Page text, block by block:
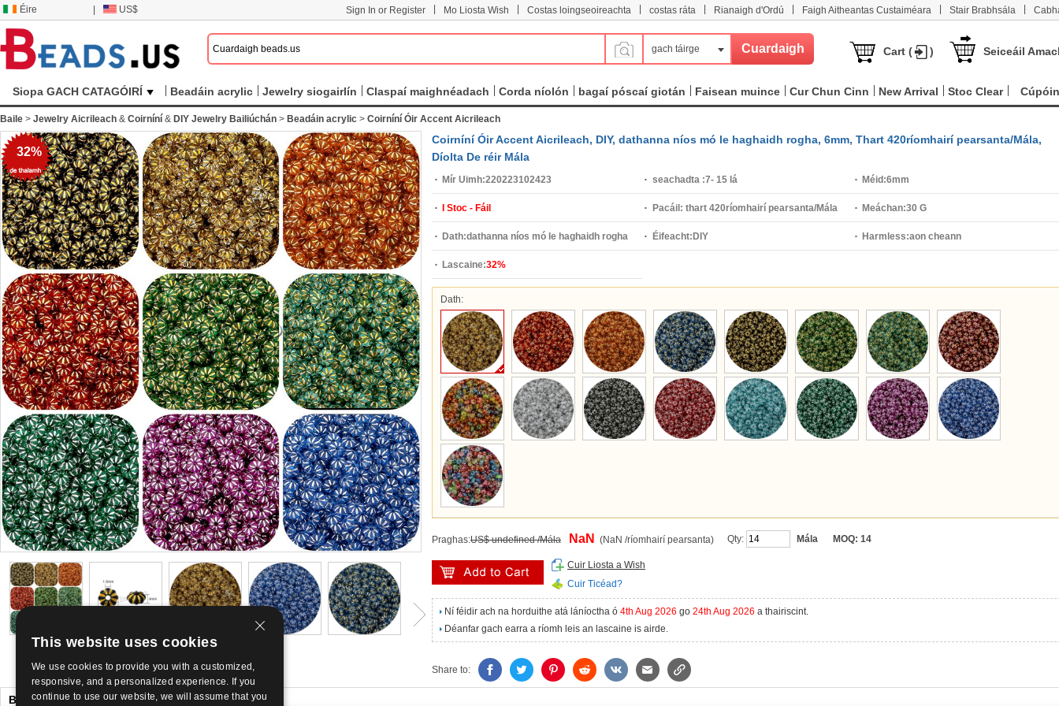
Éire US$ Sign In or Register Mo Liosta Wish Costas loingseoireachta costas ráta Rianaigh d'Ordú Faigh Aitheantas Custaiméara Stair Brabhsála
gach táirge Cart ( ) Seiceáil
Siopa GACH CATAGÓIRÍ Beadáin acrylic Jewelry siogairlín Claspaí maighnéadach Corda níolón bagaí póscaí giotán Faisean muince Cur Chun Cinn New Arrival Stoc Clear Cúpóin
Baile > Jewelry Aicrileach & Coirníní & DIY Jewelry Bailiúchán > Beadáin acrylic > Coirníní Óir Accent Aicrileach
32%
Coirníní Óir Accent Aicrileach, DIY, dathanna níos mó le haghaidh rogha, 6mm, Thart 420ríomhairí pearsanta/Mála,
Díolta De réir Mála
Mír Uimh:220223102423 seachadta :7- 15 lá Méid:6mm
I Stoc - Fáil Pacáil: thart 420ríomhairí pearsanta/Mála Meáchan:30 G
Dath:dathanna níos mó le haghaidh rogha Éifeacht: DIY Harmless:aon cheann
Lascaine:32%
Dath:
Praghas:US$ undefined /Mála NaN (NaN /ríomhairí pearsanta) Qty: Mála MOQ: 14
Cuir Liosta a Wish
Cuir Ticéad?
Ní féidir ach na horduithe atá láníoctha ó 4th Aug 2026 go 24th Aug 2026 a thairiscint.
Déanfar gach earra a ríomh leis an lascaine is airde.
Share to:
Bealtaine tú like Chomh maith leis sin
This website uses cookies
We use cookies to provide you with a customized,
responsive, and a personalized experience. If you
continue to use our website, we will assume that you